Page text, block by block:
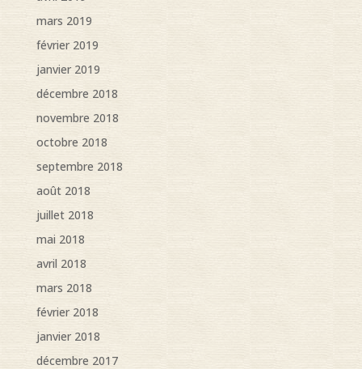
mars 2019
février 2019
janvier 2019
décembre 2018
novembre 2018
octobre 2018
septembre 2018
août 2018
juillet 2018
mai 2018
avril 2018
mars 2018
février 2018
janvier 2018
décembre 2017